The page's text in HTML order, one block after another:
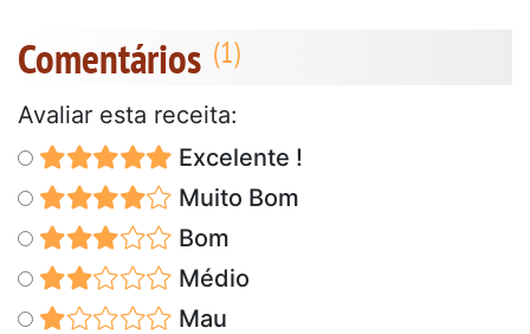
Comentários
Avaliar esta receita:
Excelente !
Muito Bom
Bom
Médio
Mau